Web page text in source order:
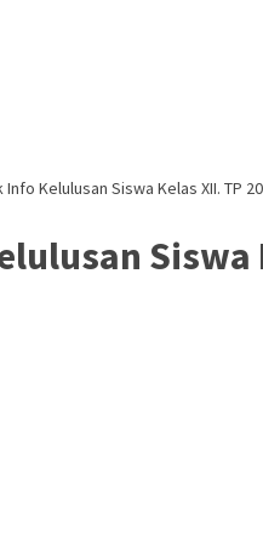
Info Kelulusan Siswa Kelas XII. TP
Siswa